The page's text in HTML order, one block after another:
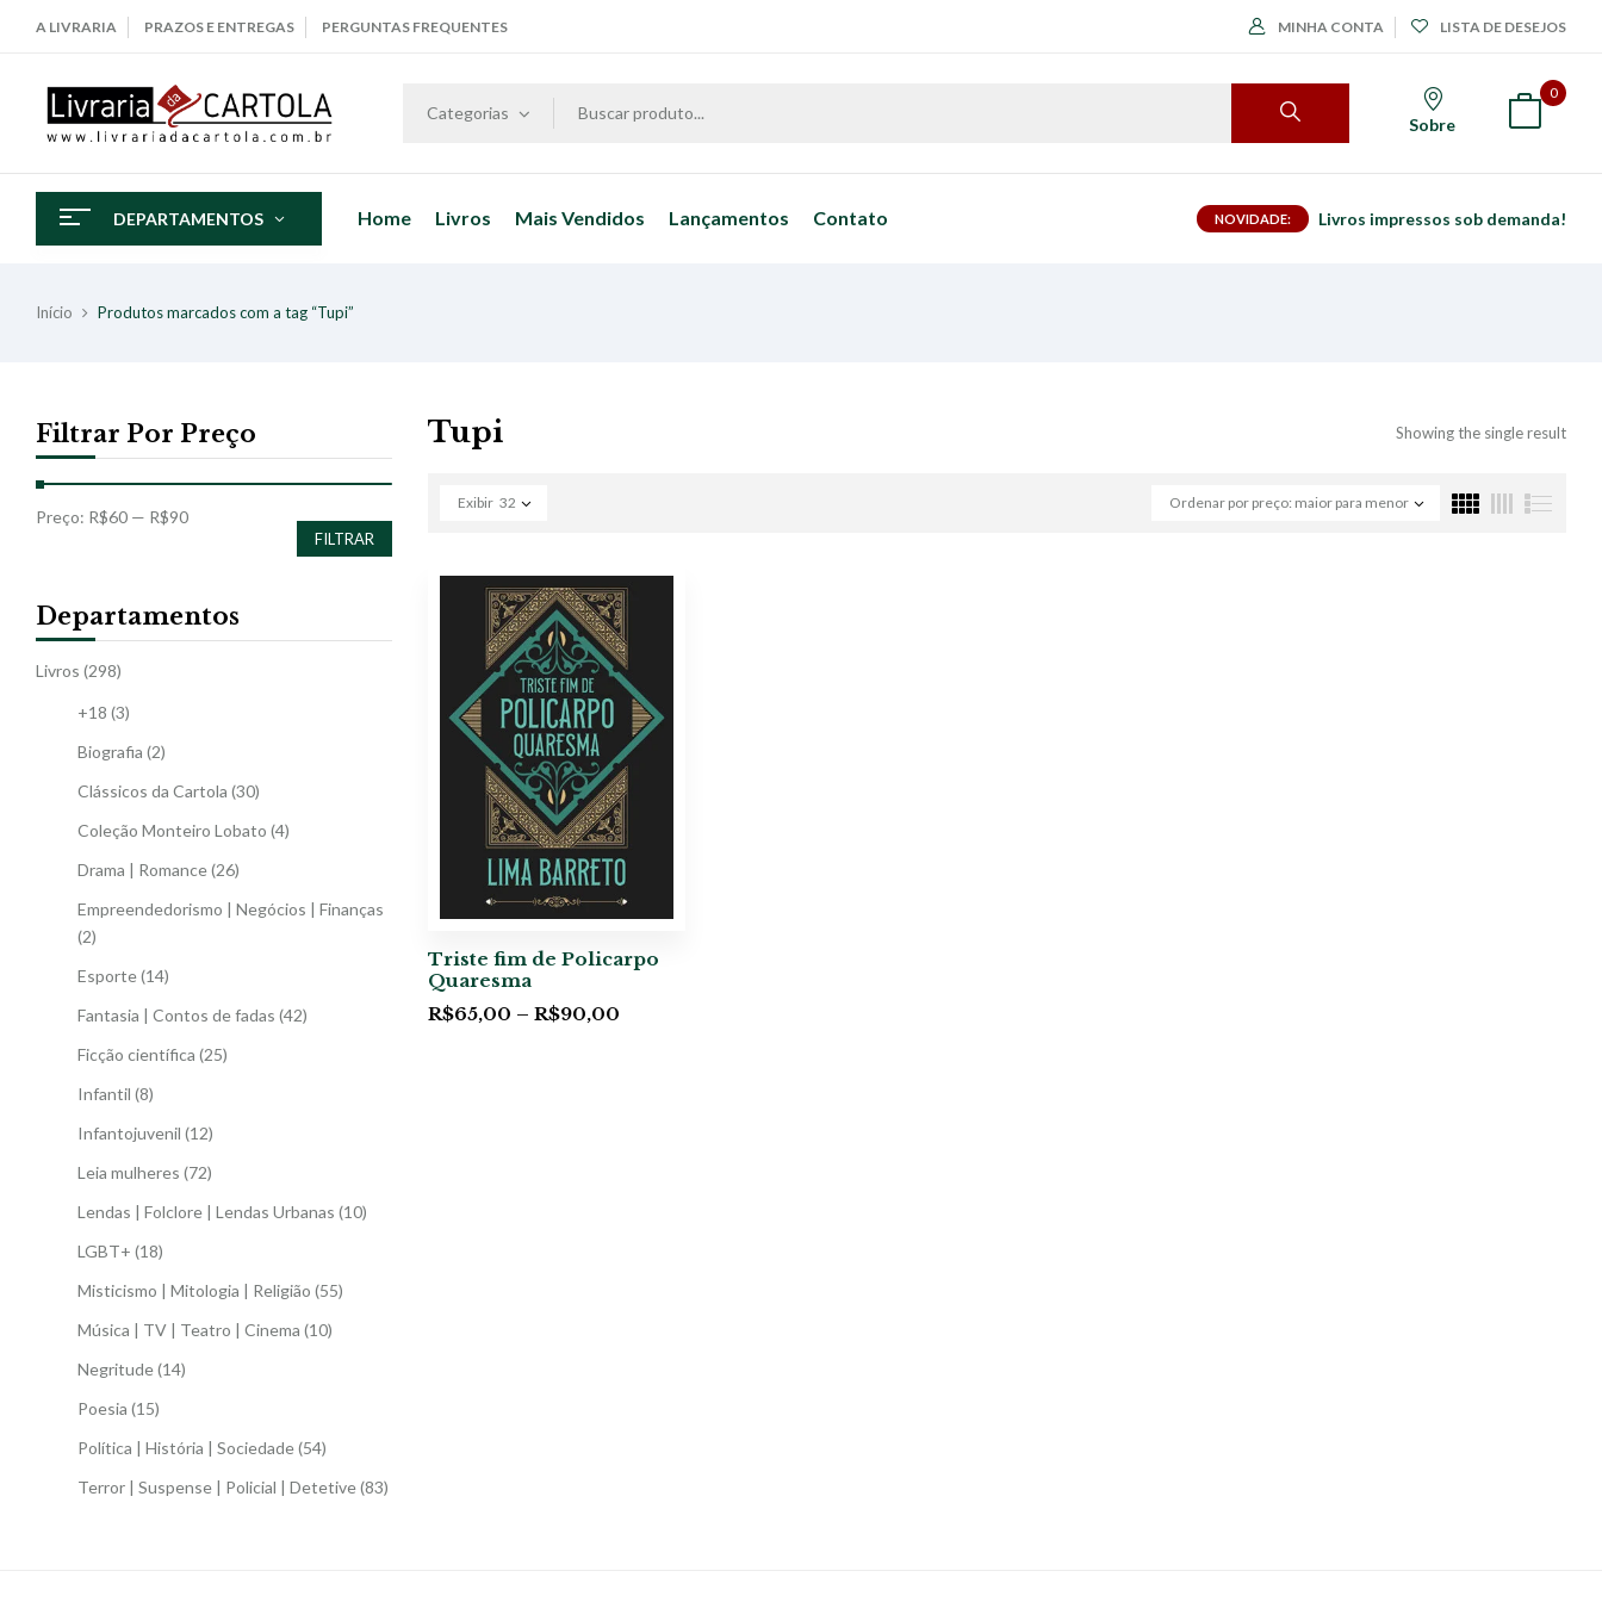
A LIVRARIA PRAZOS E ENTREGAS PERGUNTAS FREQUENTES MINHA CONTA LISTA DE DESEJOS
Categorias
Sobre
0
DEPARTAMENTOS Home Livros Mais Vendidos Lançamentos Contato NOVIDADE: Livros impressos sob demanda!
Início Produtos marcados com a tag “Tupi”
Filtrar Por Preço
FILTRAR
Preço: R$60 — R$90
Departamentos
Livros (298)
+18 (3)
Biografia (2)
Clássicos da Cartola (30)
Coleção Monteiro Lobato (4)
Drama | Romance(26)
Empreendedorismo | Negócios | Finanças
(2)
Esporte(14)
Fantasia | Contos de fadas (42)
Ficção científica (25)
Infantil (8)
Infantojuvenil (12)
Leia mulheres (72)
Lendas | Folclore | Lendas Urbanas (10)
LGBT+ (18)
Misticismo | Mitologia | Religião (55)
Música | TV | Teatro | Cinema (10)
Negritude(14)
Poesia (15)
Política | História | Sociedade(54)
Terror | Suspense | Policial | Detetive(83)
Tupi Showing the single result
Ordenar por preço: maior para menor
Exibir 32
Triste fim de Policarpo
Quaresma
R$65,00 – R$90,00